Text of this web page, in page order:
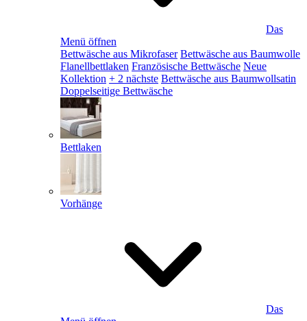
Das
Menü öffnen
Bettwäsche aus Mikrofaser Bettwäsche aus Baumwolle
Flanellbettlaken Französische Bettwäsche Neue
Kollektion + 2 nächste Bettwäsche aus Baumwollsatin
Doppelseitige Bettwäsche
Bettlaken
Vorhänge
Das